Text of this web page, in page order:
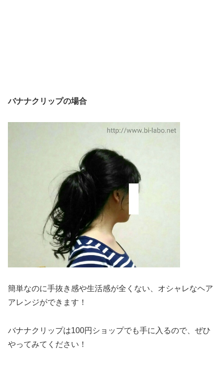
バナナクリップの場合
簡単なのに手抜き感や生活感が全くない、オシャレなヘア
アレンジができます！
バナナクリップは100円ショップでも手に入るので、ぜひ
やってみてください！